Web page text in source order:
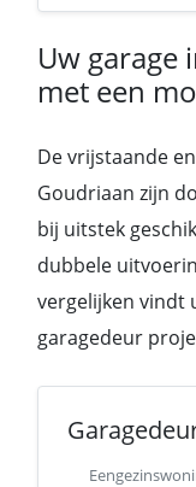
Uw garage
met een
De vrijstaande
Goudriaan zijn
bij uitstek
dubbele
vergelijken vindt
garagedeur